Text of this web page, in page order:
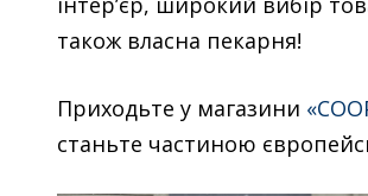
також власна пекарня!
Приходьте у магазини
станьте частиною